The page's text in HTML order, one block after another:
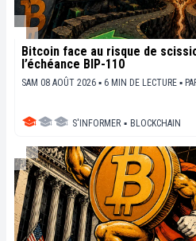
Bitcoin face au risque de
l’échéance BIP-110
SAM 08 AOÛT 2026 ▪ 6 MIN DE LECTURE ▪
S'INFORMER ▪ BLOCKCHAIN